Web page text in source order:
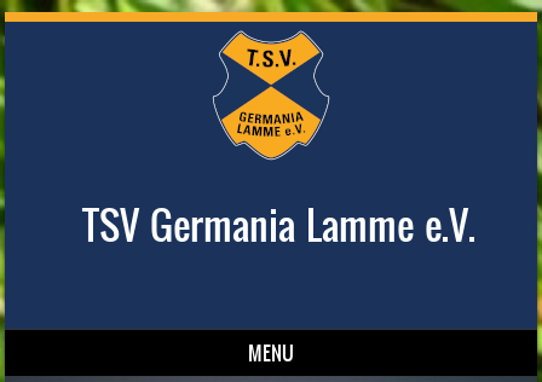
TSV Germania Lamme e.V.
MENU